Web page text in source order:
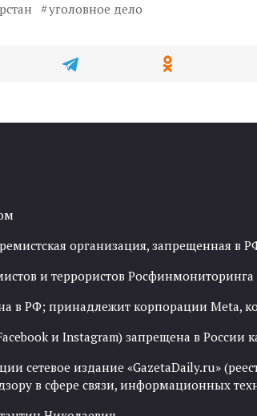
уголовное дело
организация, запрещенная в
и террористов Росфинмониторинга
в РФ; принадлежит корпорации Meta,
и Instagram) запрещена в России
сетевое издание «GazetaDaily.ru»
в сфере связи, информационных